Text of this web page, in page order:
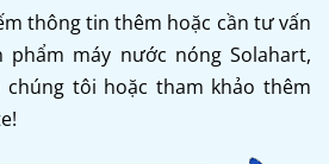
thông tin thêm hoặc cần tư vấn
phẩm máy nước nóng Solahart,
chúng tôi hoặc tham khảo thêm